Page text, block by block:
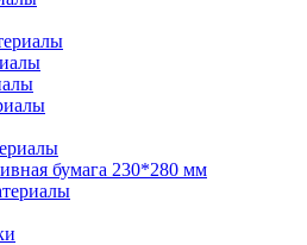
бумага 230*280 мм